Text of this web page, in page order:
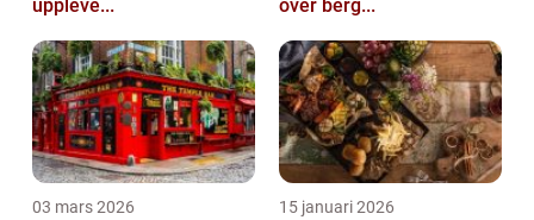
uppleve...
över berg...
03 mars 2026 15 januari 2026